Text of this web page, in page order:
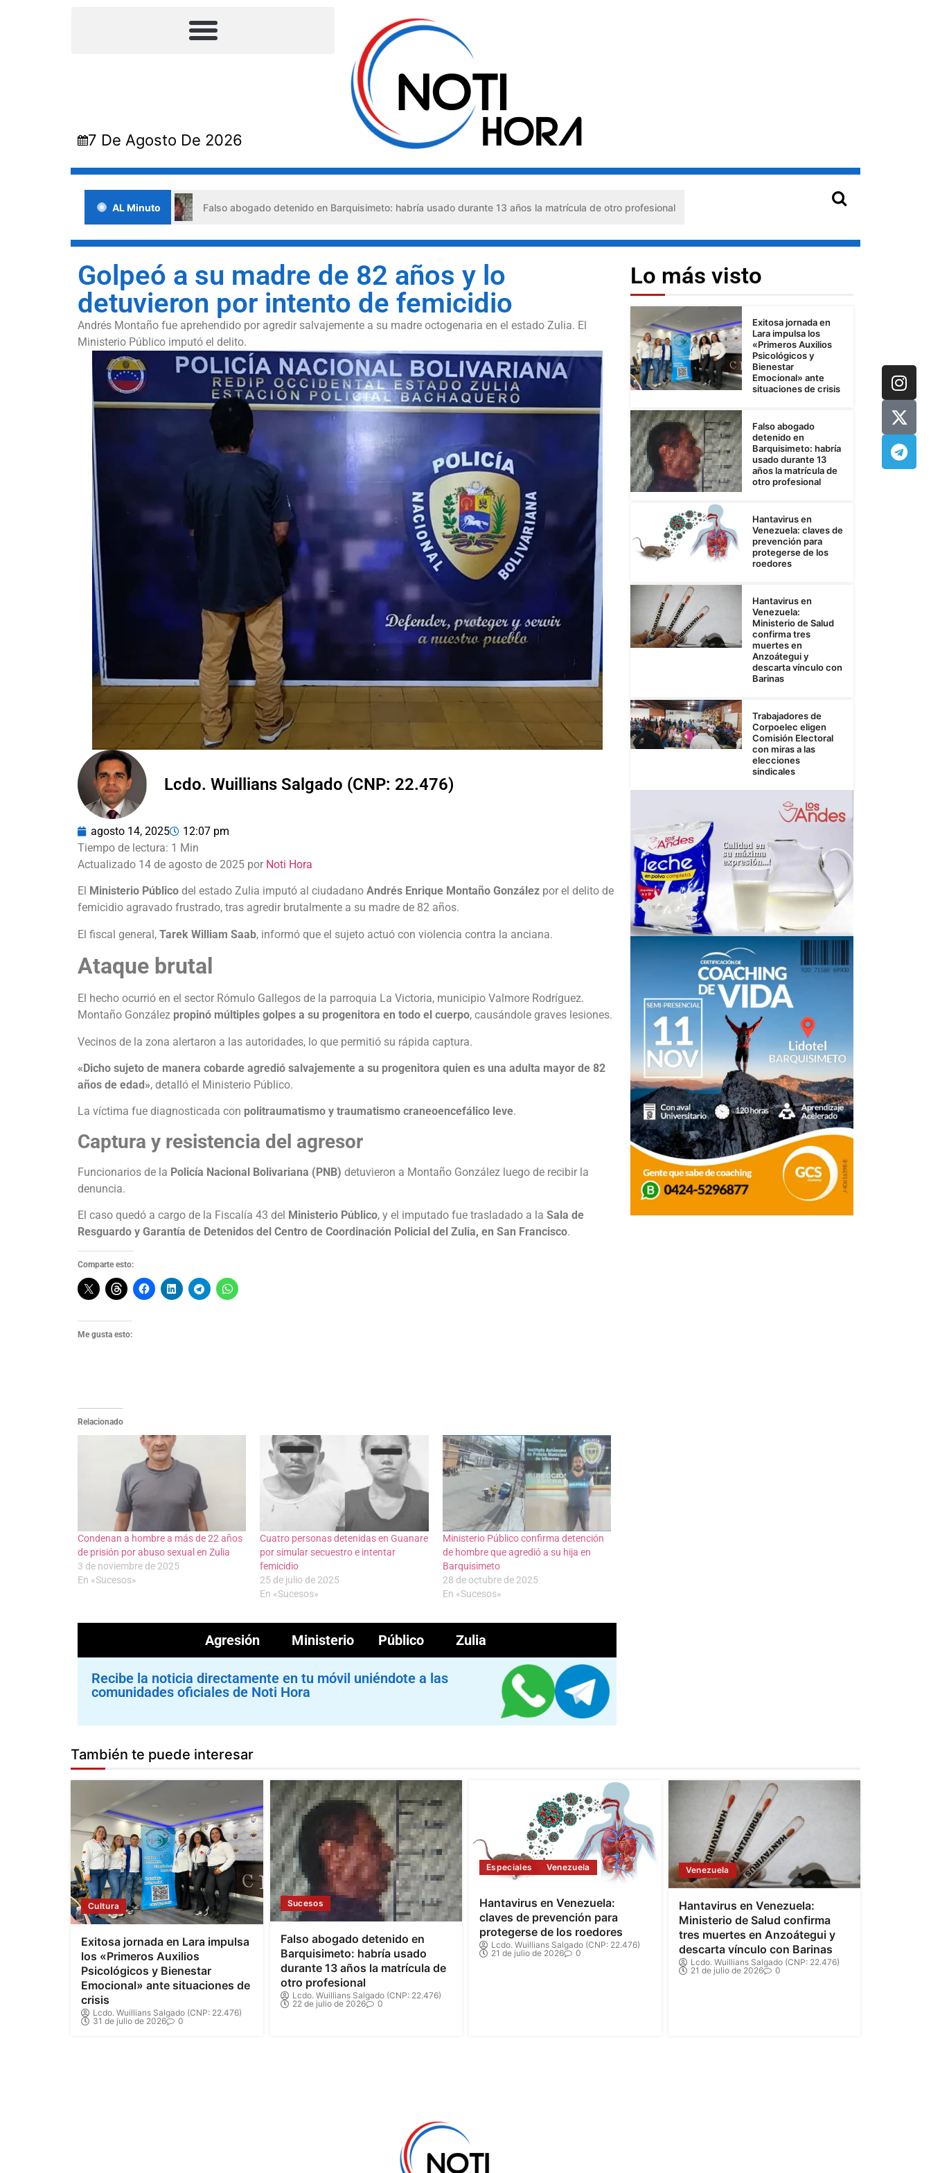
7 De Agosto De 2026
AL MinutoFalso abogado detenido en Barquisimeto: habría usado durante 13 años la matrícula de otro profesional Hantavirus en Venezuela: claves de prevención
Golpeó a su madre de 82 años y lo
detuvieron por intento de femicidio
Andrés Montaño fue aprehendido por agredir salvajemente a su madre octogenaria en el estado Zulia. El
Ministerio Público imputó el delito.
Lcdo. Wuillians Salgado (CNP: 22.476)
agosto 14, 2025 12:07 pm
Actualizado 14 de agosto de 2025 por Noti Hora
El Ministerio Público del estado Zulia imputó al ciudadano Andrés Enrique Montaño González por el delito de
femicidio agravado frustrado, tras agredir brutalmente a su madre de 82 años.
El fiscal general, Tarek William Saab, informó que el sujeto actuó con violencia contra la anciana.
Ataque brutal
El hecho ocurrió en el sector Rómulo Gallegos de la parroquia La Victoria, municipio Valmore Rodríguez.
Montaño González propinó múltiples golpes a su progenitora en todo el cuerpo, causándole graves lesiones.
Vecinos de la zona alertaron a las autoridades, lo que permitió su rápida captura.
«Dicho sujeto de manera cobarde agredió salvajemente a su progenitora quien es una adulta mayor de 82
años de edad», detalló el Ministerio Público.
La víctima fue diagnosticada con politraumatismo y traumatismo craneoencefálico leve.
Captura y resistencia del agresor
Funcionarios de la Policía Nacional Bolivariana (PNB) detuvieron a Montaño González luego de recibir la
denuncia.
El caso quedó a cargo de la Fiscalía 43 del Ministerio Público, y el imputado fue trasladado a la Sala de
Resguardo y Garantía de Detenidos del Centro de Coordinación Policial del Zulia, en San Francisco.
Comparte esto:
Me gusta esto:
Relacionado
Condenan a hombre a más de 22 años
de prisión por abuso sexual en Zulia
3 de noviembre de 2025
En «Sucesos»
Cuatro personas detenidas en Guanare
por simular secuestro e intentar
femicidio
25 de julio de 2025
En «Sucesos»
Ministerio Público confirma detención
de hombre que agredió a su hija en
Barquisimeto
28 de octubre de 2025
En «Sucesos»
Agresión Ministerio Público Zulia
Recibe la noticia directamente en tu móvil uniéndote a las
comunidades oficiales de Noti Hora
Lo más visto
Exitosa jornada en
Lara impulsa los
«Primeros Auxilios
Psicológicos y
Bienestar
Emocional» ante
situaciones de crisis
Falso abogado
detenido en
Barquisimeto: habría
usado durante 13
años la matrícula de
otro profesional
Hantavirus en
Venezuela: claves de
prevención para
protegerse de los
roedores
Hantavirus en
Venezuela:
Ministerio de Salud
confirma tres
muertes en
Anzoátegui y
descarta vínculo con
Barinas
Trabajadores de
Corpoelec eligen
Comisión Electoral
con miras a las
elecciones
sindicales
También te puede interesar
Cultura
Exitosa jornada en Lara impulsa
los «Primeros Auxilios
Psicológicos y Bienestar
Emocional» ante situaciones de
crisis
Lcdo. Wuillians Salgado (CNP: 22.476)
31 de julio de 2026
0
Sucesos
Falso abogado detenido en
Barquisimeto: habría usado
durante 13 años la matrícula de
otro profesional
Lcdo. Wuillians Salgado (CNP: 22.476)
22 de julio de 2026
0
Especiales Venezuela
Hantavirus en Venezuela:
claves de prevención para
protegerse de los roedores
Lcdo. Wuillians Salgado (CNP: 22.476)
21 de julio de 2026
0
Venezuela
Hantavirus en Venezuela:
Ministerio de Salud confirma
tres muertes en Anzoátegui y
descarta vínculo con Barinas
Lcdo. Wuillians Salgado (CNP: 22.476)
21 de julio de 2026
0